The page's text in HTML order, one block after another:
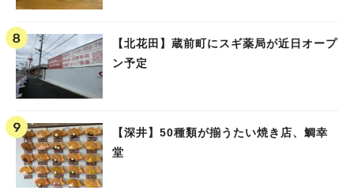
【北花田】蔵前町にスギ薬局が近日オープ
ン予定
【深井】50種類が揃うたい焼き店、鯛幸
堂